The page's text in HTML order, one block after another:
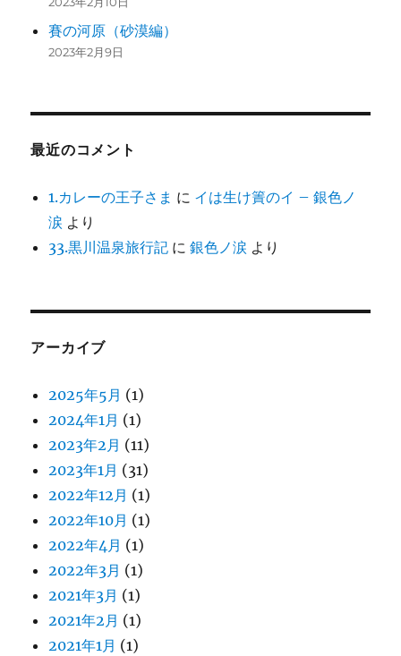
賽の河原（砂漠編）
2023年2月9日
最近のコメント
1.カレーの王子さま に イは生け簀のイ – 銀色ノ
涙 より
33.黒川温泉旅行記 に銀色ノ涙 より
アーカイブ
2025年5月 (1)
2024年1月 (1)
2023年2月 (11)
2023年1月 (31)
2022年12月 (1)
2022年10月 (1)
2022年4月 (1)
2022年3月 (1)
2021年3月 (1)
2021年2月 (1)
2021年1月 (1)